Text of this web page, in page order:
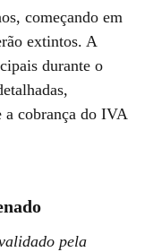
começando em
extintos. A
durante o
cobrança do IVA
pela